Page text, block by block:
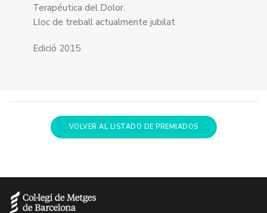
Terapéutica del Dolor.
Lloc de treball actualmente jubilat
Edició 2015
VOLVER AL LISTADO DE PREMIADOS